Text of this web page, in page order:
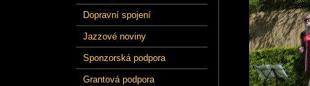
Dopravní spojení
Jazzové noviny
Sponzorská podpora
Grantová podpora